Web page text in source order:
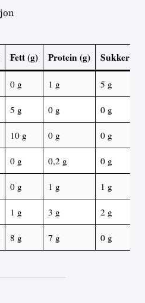
Fett (g) Protein (g) Sukker (g)
0 g 1 g 5 g
5 g 0 g 0 g
10 g 0 g 0 g
0 g 0,2 g 0 g
0 g 1 g 1 g
1 g 3 g 2 g
8 g 7 g 0 g